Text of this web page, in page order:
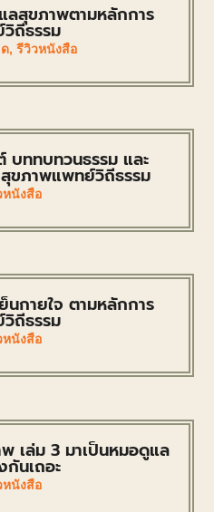
สุขภาพตามหลักการ
ถีธรรม
, รีวิวหนังสือ
ททบทวนธรรม และ
ขภาพแพทย์วิถีธรรม
หนังสือ
นกายใจ ตามหลักการ
ถีธรรม
หนังสือ
เล่ม 3 มาเป็นหมอดูแล
กันเถอะ
หนังสือ